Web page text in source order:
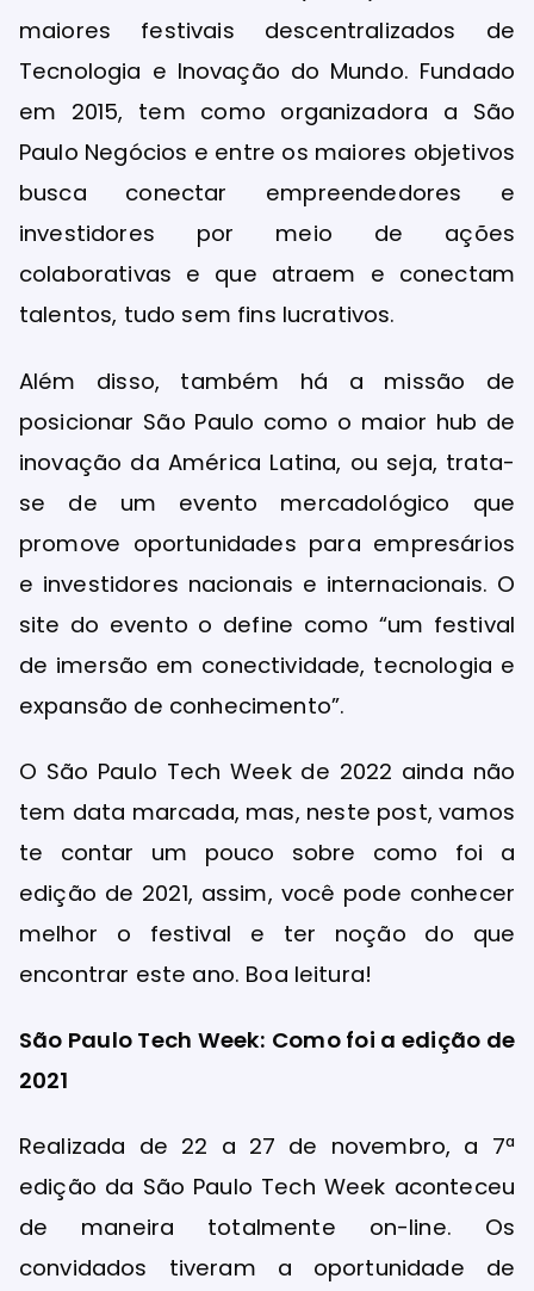
maiores festivais descentralizados de
Tecnologia e Inovação do Mundo. Fundado
em 2015, tem como organizadora a São
Paulo Negócios e entre os maiores objetivos
busca conectar empreendedores e
investidores por meio de ações
colaborativas e que atraem e conectam
talentos, tudo sem fins lucrativos.
Além disso, também há a missão de
posicionar São Paulo como o maior hub de
inovação da América Latina, ou seja, trata-
se de um evento mercadológico que
promove oportunidades para empresários
e investidores nacionais e internacionais. O
site do evento o define como “um festival
de imersão em conectividade, tecnologia e
expansão de conhecimento”.
O São Paulo Tech Week de 2022 ainda não
tem data marcada, mas, neste post, vamos
te contar um pouco sobre como foi a
edição de 2021, assim, você pode conhecer
melhor o festival e ter noção do que
encontrar este ano. Boa leitura!
São Paulo Tech Week: Como foi a edição de
2021
Realizada de 22 a 27 de novembro, a 7ª
edição da São Paulo Tech Week aconteceu
de maneira totalmente on-line. Os
convidados tiveram a oportunidade de